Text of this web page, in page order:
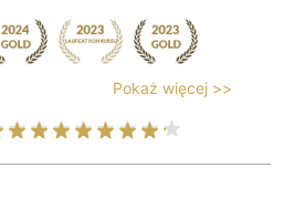
Pokaż więcej >>